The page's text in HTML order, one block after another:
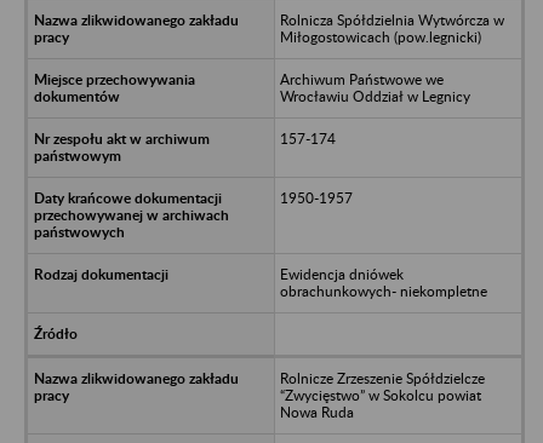
Rolnicza Spółdzielnia Wytwórcza w
Miłogostowicach (pow.legnicki)
Archiwum Państwowe we
Wrocławiu Oddział w Legnicy
157-174
1950-1957
Ewidencja dniówek
obrachunkowych- niekompletne
Rolnicze Zrzeszenie Spółdzielcze
“Zwycięstwo” w Sokolcu powiat
Nowa Ruda